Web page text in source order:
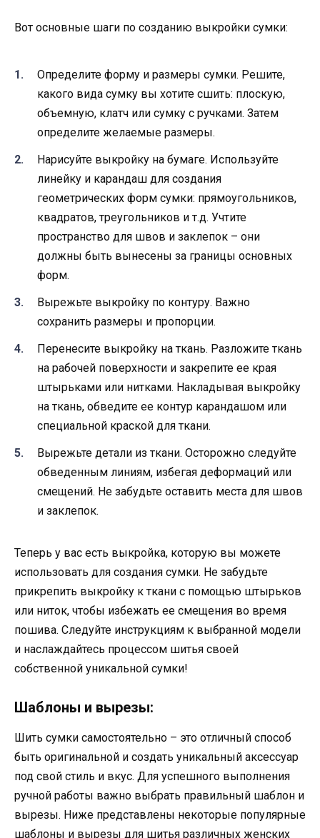
Вот основные шаги по созданию выкройки сумки:
Определите форму и размеры сумки. Решите,
какого вида сумку вы хотите сшить: плоскую,
объемную, клатч или сумку с ручками. Затем
определите желаемые размеры.
Нарисуйте выкройку на бумаге. Используйте
линейку и карандаш для создания
геометрических форм сумки: прямоугольников,
квадратов, треугольников и т.д. Учтите
пространство для швов и заклепок – они
должны быть вынесены за границы основных
форм.
Вырежьте выкройку по контуру. Важно
сохранить размеры и пропорции.
Перенесите выкройку на ткань. Разложите ткань
на рабочей поверхности и закрепите ее края
штырьками или нитками. Накладывая выкройку
на ткань, обведите ее контур карандашом или
специальной краской для ткани.
Вырежьте детали из ткани. Осторожно следуйте
обведенным линиям, избегая деформаций или
смещений. Не забудьте оставить места для швов
и заклепок.
Теперь у вас есть выкройка, которую вы можете
использовать для создания сумки. Не забудьте
прикрепить выкройку к ткани с помощью штырьков
или ниток, чтобы избежать ее смещения во время
пошива. Следуйте инструкциям к выбранной модели
и наслаждайтесь процессом шитья своей
собственной уникальной сумки!
Шаблоны и вырезы:
Шить сумки самостоятельно – это отличный способ
быть оригинальной и создать уникальный аксессуар
под свой стиль и вкус. Для успешного выполнения
ручной работы важно выбрать правильный шаблон и
вырезы. Ниже представлены некоторые популярные
шаблоны и вырезы для шитья различных женских